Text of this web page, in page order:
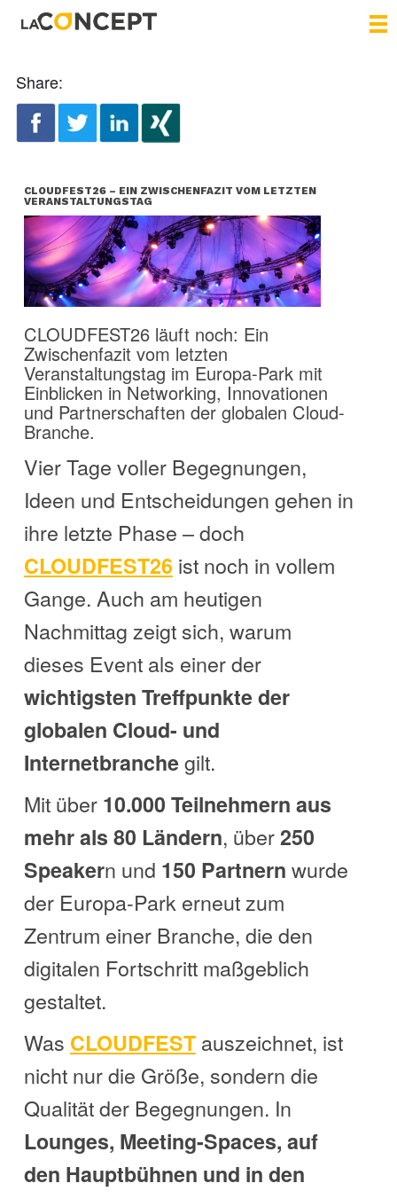
Share:
CLOUDFEST26 – EIN ZWISCHENFAZIT VOM LETZTEN
VERANSTALTUNGSTAG
CLOUDFEST26 läuft noch: Ein
Zwischenfazit vom letzten
Veranstaltungstag im Europa-Park mit
Einblicken in Networking, Innovationen
und Partnerschaften der globalen Cloud-
Branche.
Vier Tage voller Begegnungen,
Ideen und Entscheidungen gehen in
ihre letzte Phase – doch
CLOUDFEST26 ist noch in vollem
Gange. Auch am heutigen
Nachmittag zeigt sich, warum
dieses Event als einer der
wichtigsten Treffpunkte der
globalen Cloud- und
Internetbranchegilt.
Mit über 10.000 Teilnehmern aus
mehr als 80 Ländern, über250
Speakern und 150 Partnern wurde
der Europa-Park erneut zum
Zentrum einer Branche, die den
digitalen Fortschritt maßgeblich
gestaltet.
Was CLOUDFESTauszeichnet, ist
nicht nur die Größe, sondern die
Qualität der Begegnungen. In
Lounges, Meeting-Spaces, auf
den Hauptbühnen und in den